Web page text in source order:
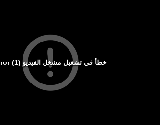
خطأ في تشغيل مشغل الفيديو (1) error